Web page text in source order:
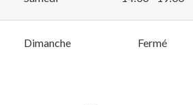
Dimanche Fermé